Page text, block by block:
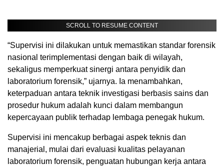
SCROLL TO RESUME CONTENT
“Supervisi ini dilakukan untuk memastikan standar forensik
nasional terimplementasi dengan baik di wilayah,
sekaligus memperkuat sinergi antara penyidik dan
laboratorium forensik,” ujarnya. Ia menambahkan,
keterpaduan antara teknik investigasi berbasis sains dan
prosedur hukum adalah kunci dalam membangun
kepercayaan publik terhadap lembaga penegak hukum.
Supervisi ini mencakup berbagai aspek teknis dan
manajerial, mulai dari evaluasi kualitas pelayanan
laboratorium forensik, penguatan hubungan kerja antara